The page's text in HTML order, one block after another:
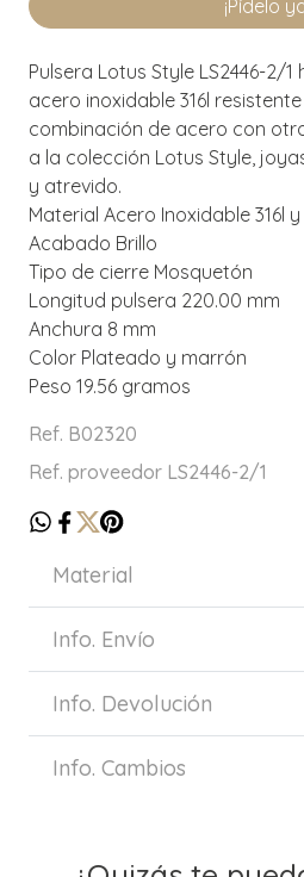
¡Pídelo
Pulsera Lotus Style LS2446-2/
acero inoxidable 316l
combinación de acero con
a la colección Lotus Style,
y atrevido.
Material Acero Inoxidable 316l
Acabado Brillo
Tipo de cierre Mosquetón
Longitud pulsera 220.00 mm
Anchura 8 mm
Color Plateado y marrón
Peso 19.56 gramos
Ref. B02320
Ref. proveedor LS2446-2/1
Material
Info. Envío
Info. Devolución
Info. Cambios